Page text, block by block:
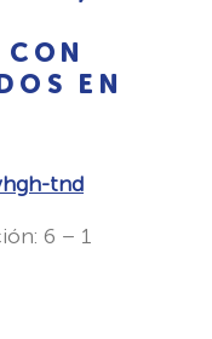
EN
tnd
6 – 1